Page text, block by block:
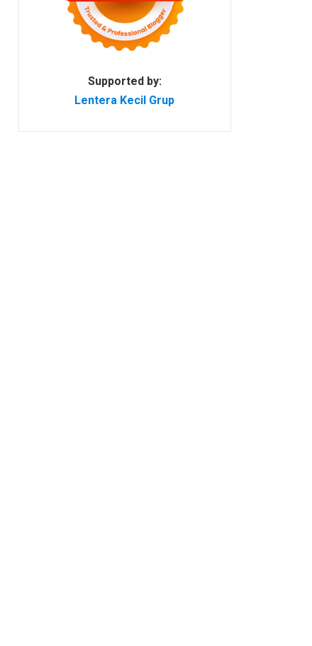
Supported by:
Lentera Kecil Grup